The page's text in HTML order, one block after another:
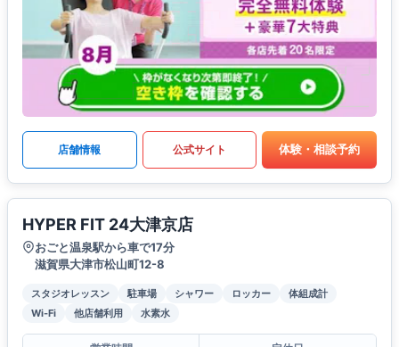
店舗情報 公式サイト 体験・相談予約
HYPER FIT 24大津京店
おごと温泉駅から車で17分
滋賀県大津市松山町12-8
スタジオレッスン 駐車場 シャワー ロッカー
体組成計
Wi-Fi
他店舗利用 水素水